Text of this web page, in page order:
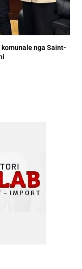
nga Saint-